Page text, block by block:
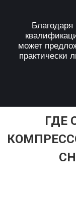
может
практически
ГДЕ